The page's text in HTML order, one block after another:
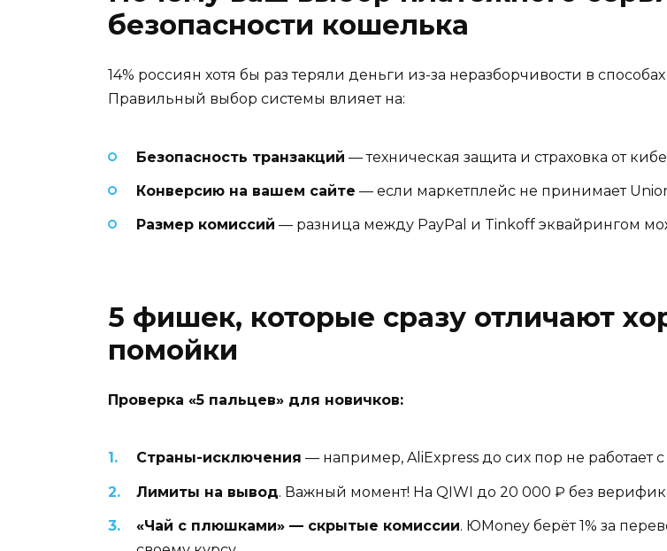
безопасности кошелька
14% россиян хотя бы раз теряли деньги из-за неразборчивости в
Правильный выбор системы влияет на:
Безопасность транзакций — техническая защита и страховка от
Конверсию на вашем сайте — если маркетплейс не принимает
Размер комиссий — разница между PayPal и Tinkoff эквайрингом
5 фишек, которые сразу отличают
помойки
Проверка «5 пальцев» для новичков:
Страны-исключения — например, AliExpress до сих пор не работает
Лимиты на вывод. Важный момент! На QIWI до 20 000 ₽ без
«Чай с плюшками» — скрытые комиссии. ЮMoney берёт 1% за